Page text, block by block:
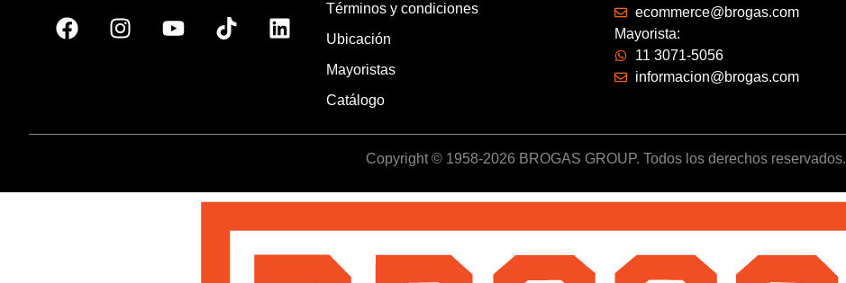
Términos y condiciones
Ubicación
Mayoristas
Catálogo
ecommerce@brogas.com
Mayorista:
11 3071-5056
informacion@brogas.com
Copyright © 1958-2026 BROGAS GROUP. Todos los derechos reservados.